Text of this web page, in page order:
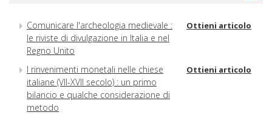
Comunicare l'archeologia medievale :
le riviste di divulgazione in Italia e nel
Regno Unito
Ottieni articolo
I rinvenimenti monetali nelle chiese
italiane (VII-XVII secolo) : un primo
bilancio e qualche considerazione di
metodo
Ottieni articolo